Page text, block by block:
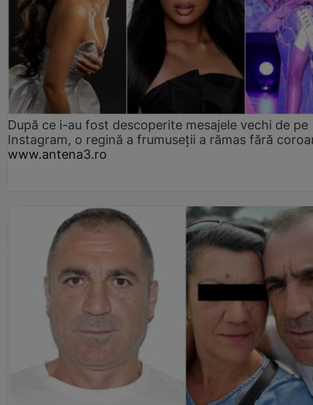
După ce i-au fost descoperite mesajele vechi de pe
Instagram, o regină a frumuseții a rămas fără
www.antena3.ro